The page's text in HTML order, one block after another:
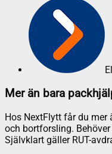
Mer än bara
Hos NextFlytt får du
och bortforsling.
Självklart gäller RUT-